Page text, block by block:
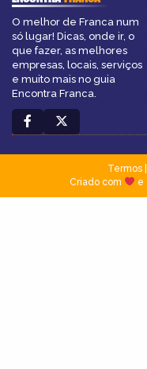
O melhor de Franca num
só lugar! Dicas, onde ir, o
que fazer, as melhores
empresas, locais, serviços
e muito mais no guia
Encontra Franca.
Termos|
Criado com
e